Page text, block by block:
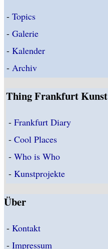
- Topics
- Galerie
- Kalender
- Archiv
Thing Frankfurt Kunst
-Frankfurt Diary
-Cool Places
-Who is Who
-Kunstprojekte
Über
- Kontakt
- Impressum